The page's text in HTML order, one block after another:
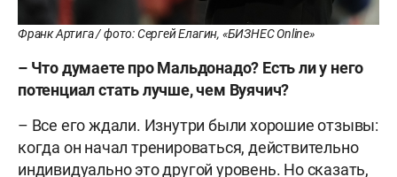
Франк Артига / фото: Сергей Елагин, «БИЗНЕС Online»
– Что думаете про Мальдонадо? Есть ли у него
потенциал стать лучше, чем Вуячич?
– Все его ждали. Изнутри были хорошие отзывы:
когда он начал тренироваться, действительно
индивидуально это другой уровень. Но сказать,